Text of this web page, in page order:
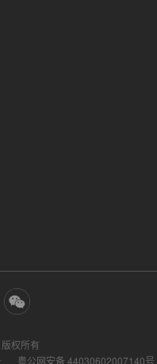
跑
权所有
粤公网安备 44030602007140号